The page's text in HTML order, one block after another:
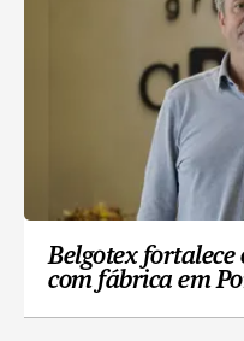
Belgotex
com fábrica em